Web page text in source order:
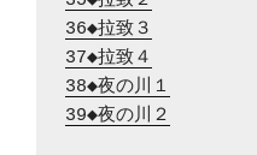
36◆拉致３
37◆拉致４
38◆夜の川１
39◆夜の川２